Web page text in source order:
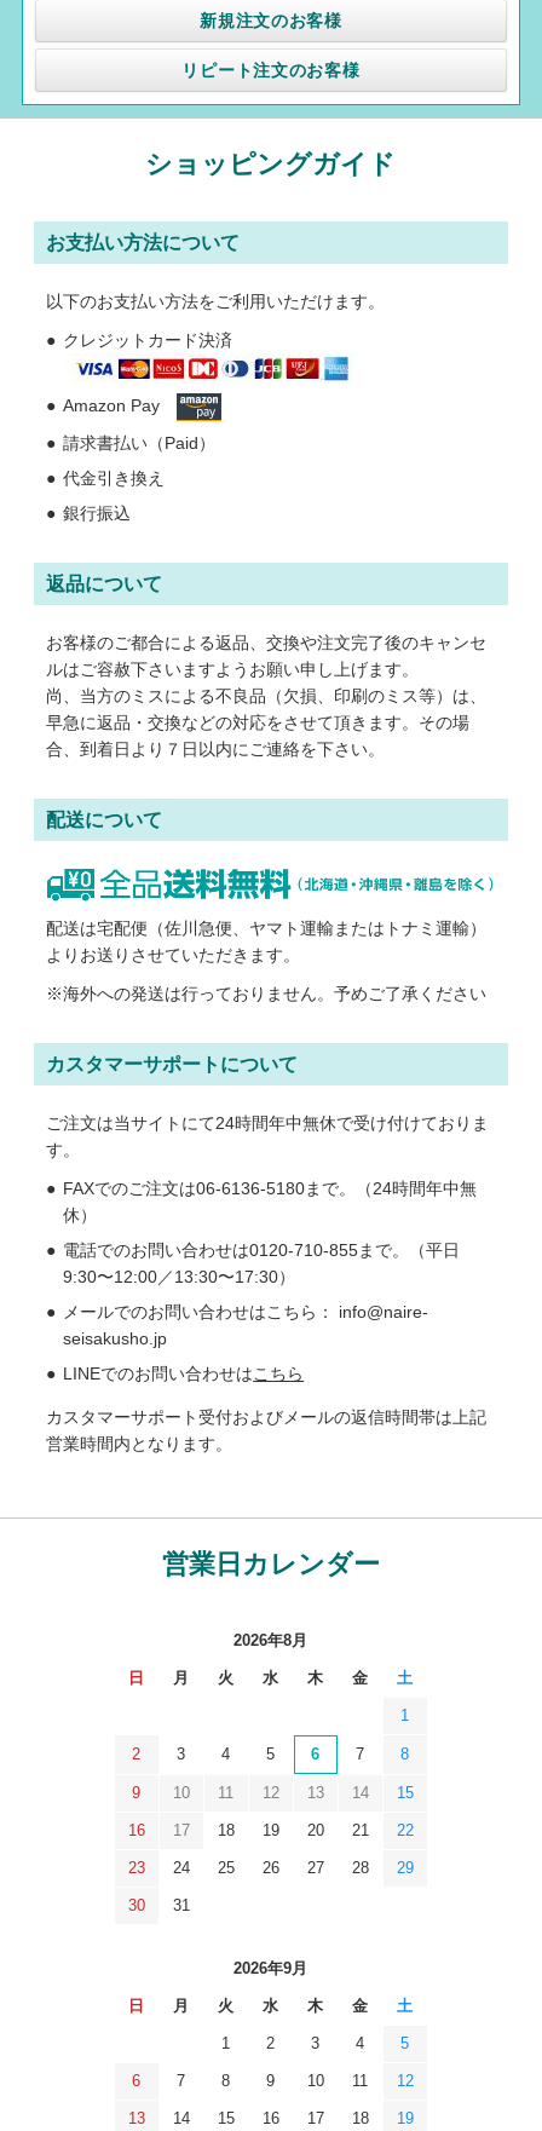
新規注文のお客様
リピート注文のお客様
ショッピングガイド
お支払い方法について
以下のお支払い方法をご利用いただけます。
クレジットカード決済
Amazon Pay
請求書払い（Paid）
代金引き換え
銀行振込
返品について
お客様のご都合による返品、交換や注文完了後のキャンセ
ルはご容赦下さいますようお願い申し上げます。
尚、当方のミスによる不良品（欠損、印刷のミス等）は、
早急に返品・交換などの対応をさせて頂きます。その場
合、到着日より７日以内にご連絡を下さい。
配送について
配送は宅配便（佐川急便、ヤマト運輸またはトナミ運輸）
よりお送りさせていただきます。
※海外への発送は行っておりません。予めご了承ください
カスタマーサポートについて
ご注文は当サイトにて24時間年中無休で受け付けておりま
す。
FAXでのご注文は06-6136-5180まで。（24時間年中無
休）
電話でのお問い合わせは0120-710-855まで。（平日
9:30〜12:00／13:30〜17:30）
メールでのお問い合わせはこちら： info@naire-
seisakusho.jp
LINEでのお問い合わせはこちら
カスタマーサポート受付およびメールの返信時間帯は上記
営業時間内となります。
営業日カレンダー
2026年8月
日 月 火 水 木 金 土
1
2 3 4 5 6 7 8
9 10 11 12 13 14 15
16 17 18 19 20 21 22
23 24 25 26 27 28 29
30 31
2026年9月
日 月 火 水 木 金 土
1 2 3 4 5
6 7 8 9 10 11 12
13 14 15 16 17 18 19